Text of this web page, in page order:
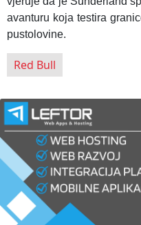
avanturu koja testira
pustolovine.
Red Bull